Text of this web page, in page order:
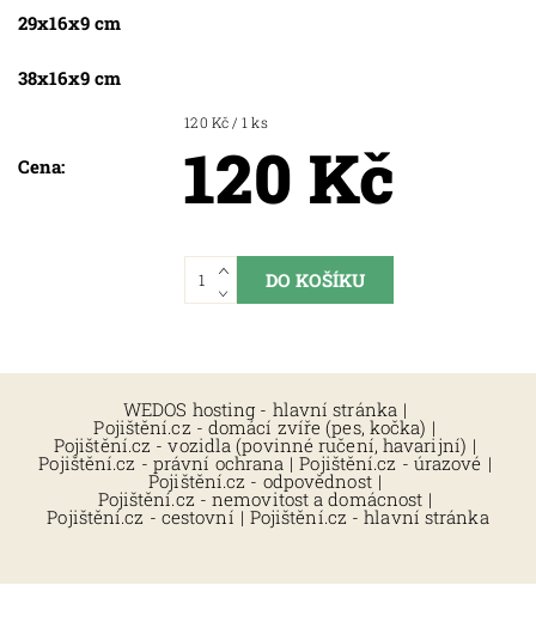
29x16x9 cm
38x16x9 cm
Cena:
120 Kč / 1 ks
120 Kč
WEDOS hosting - hlavní stránka |
Pojištění.cz - domácí zvíře (pes, kočka) |
Pojištění.cz - vozidla (povinné ručení, havarijní) |
Pojištění.cz - právní ochrana | Pojištění.cz - úrazové |
Pojištění.cz - odpovědnost |
Pojištění.cz - nemovitost a domácnost |
Pojištění.cz - cestovní | Pojištění.cz - hlavní stránka